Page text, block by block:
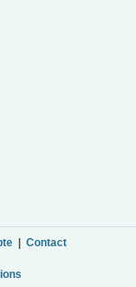
| Contact